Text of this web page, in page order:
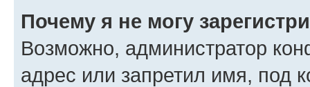
Почему я не могу
Возможно, администратор
адрес или запретил имя, под